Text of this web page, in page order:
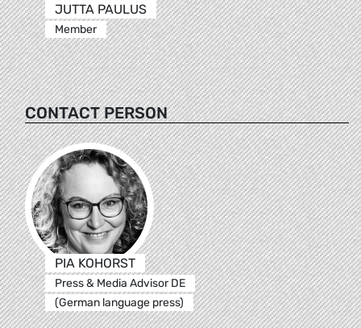
JUTTA PAULUS
Member
CONTACT PERSON
PIA KOHORST
Press & Media Advisor DE
(German language press)